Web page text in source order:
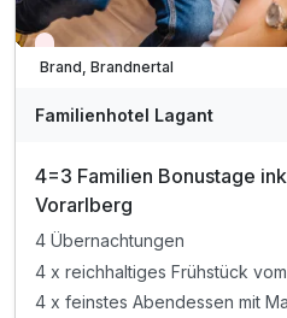
Wieder frei ab September
Brand, Brandnertal
Familienhotel Lagant
4=3 Familien Bonustage
Vorarlberg
4 Übernachtungen
4 x reichhaltiges Frühstück
4 x feinstes Abendessen mit